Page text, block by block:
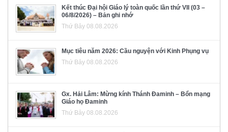
Kết thúc Đại hội Giáo lý toàn quốc lần thứ VII (03 –
06/8/2026) – Bản ghi nhớ
Thứ Bảy 08.08.2026
Mục tiêu năm 2026: Cầu nguyện với Kinh Phụng vụ
Thứ Bảy 08.08.2026
Gx. Hải Lâm: Mừng kính Thánh Đaminh – Bổn mạng
Giáo họ Đaminh
Thứ Bảy 08.08.2026